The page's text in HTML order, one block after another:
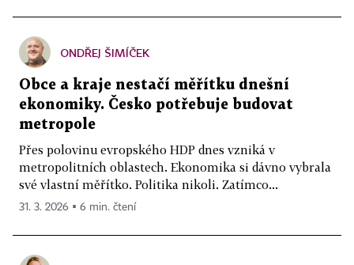
ONDŘEJ ŠIMÍČEK
Obce a kraje nestačí měřítku dnešní
ekonomiky. Česko potřebuje budovat
metropole
Přes polovinu evropského HDP dnes vzniká v
metropolitních oblastech. Ekonomika si dávno vybrala
své vlastní měřítko. Politika nikoli. Zatímco...
31. 3. 2026 ▪ 6 min. čtení